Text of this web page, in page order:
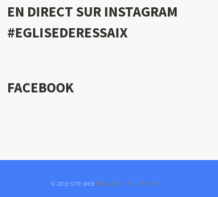
EN DIRECT SUR INSTAGRAM
#EGLISEDERESSAIX
FACEBOOK
© 2019 SITE WEB REALISE PAR UPLINK